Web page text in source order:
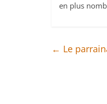
en plus
← Le